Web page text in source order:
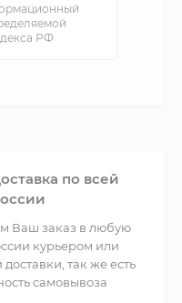
РФ
по всей
Ваш заказ в любую
курьером или
так же есть
самовывоза